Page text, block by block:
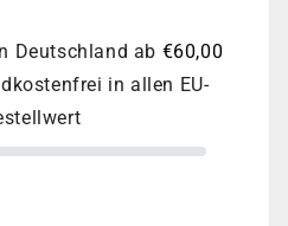
Deutschland ab €60,00
in allen EU-